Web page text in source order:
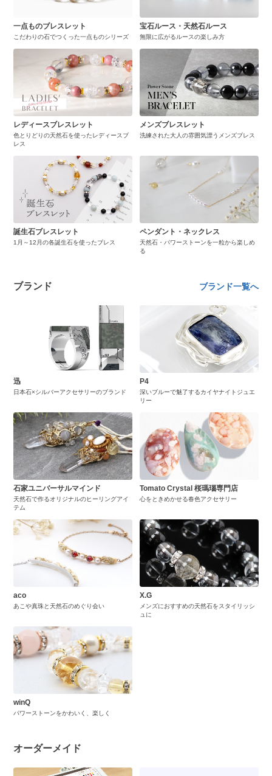
一点ものブレスレット
こだわりの石でつくった一点ものシリーズ
宝石ルース・天然石ルース
無限に広がるルースの楽しみ方
レディースブレスレット
色とりどりの天然石を使ったレディースブ
レス
メンズブレスレット
洗練された大人の雰囲気漂うメンズブレス
誕生石ブレスレット
1月～12月の各誕生石を使ったブレス
ペンダント・ネックレス
天然石・パワーストーンを一粒から楽しめ
る
ブランド ブランド一覧へ
迅
日本石×シルバーアクセサリーのブランド
P4
深いブルーで魅了するカイヤナイトジュエ
リー
石家ユニバーサルマインド
天然石で作るオリジナルのヒーリングアイ
テム
Tomato Crystal 桜瑪瑙専門店
心をときめかせる春色アクセサリー
aco
あこや真珠と天然石のめぐり会い
X.G
メンズにおすすめの天然石をスタイリッシ
ュに
winQ
パワーストーンをかわいく、楽しく
オーダーメイド